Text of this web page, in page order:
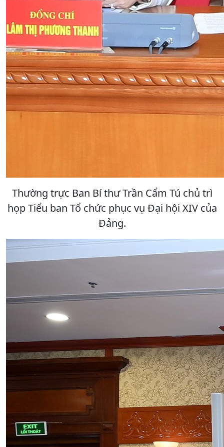
Thường trực Ban Bí thư Trần Cẩm Tú chủ trì
họp Tiểu ban Tổ chức phục vụ Đại hội XIV của
Đảng.